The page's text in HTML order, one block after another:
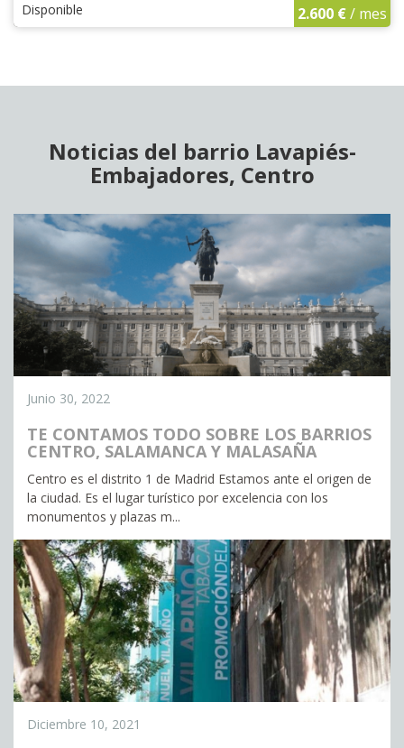
Disponible 2.600 €/ mes
Noticias del barrio Lavapiés-
Embajadores, Centro
Junio 30, 2022
TE CONTAMOS TODO SOBRE LOS BARRIOS
CENTRO, SALAMANCA Y MALASAÑA
Centro es el distrito 1 de Madrid Estamos ante el origen de
la ciudad. Es el lugar turístico por excelencia con los
monumentos y plazas m...
Diciembre 10, 2021